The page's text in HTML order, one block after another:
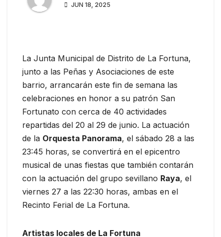
JUN 18, 2025
La Junta Municipal de Distrito de La Fortuna,
junto a las Peñas y Asociaciones de este
barrio, arrancarán este fin de semana las
celebraciones en honor a su patrón San
Fortunato con cerca de 40 actividades
repartidas del 20 al 29 de junio. La actuación
de la Orquesta Panorama, el sábado 28 a las
23:45 horas, se convertirá en el epicentro
musical de unas fiestas que también contarán
con la actuación del grupo sevillano Raya, el
viernes 27 a las 22:30 horas, ambas en el
Recinto Ferial de La Fortuna.
Artistas locales de La Fortuna